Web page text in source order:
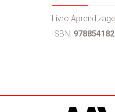
Livro
ISBN: